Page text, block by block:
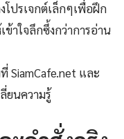
โปรเจกต์เล็กๆเพื่อฝึก
ข้าใจลึกซึ้งกว่าการอ่าน
SiamCafe.net และ
ยนความรู้